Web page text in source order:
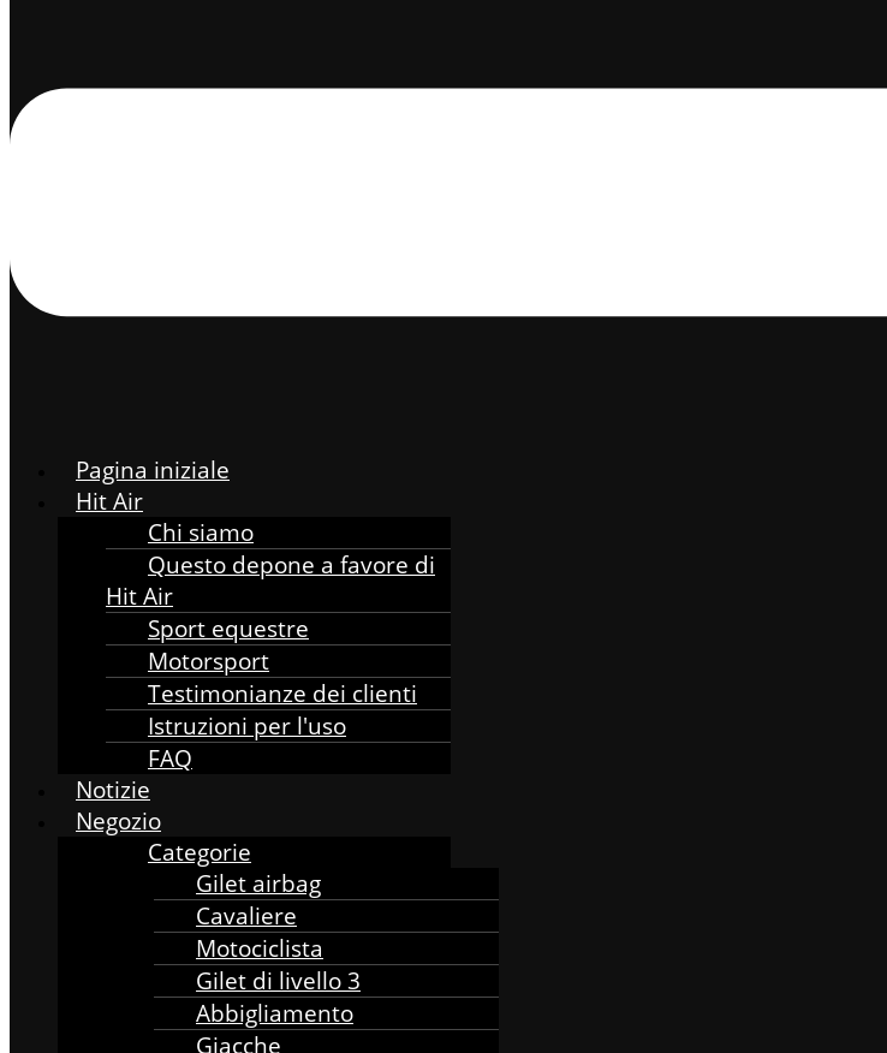
Pagina iniziale
Hit Air
Chi siamo
Questo depone a favore di
Hit Air
Sport equestre
Motorsport
Testimonianze dei clienti
Istruzioni per l'uso
FAQ
Notizie
Negozio
Categorie
Gilet airbag
Cavaliere
Motociclista
Gilet di livello 3
Abbigliamento
Giacche